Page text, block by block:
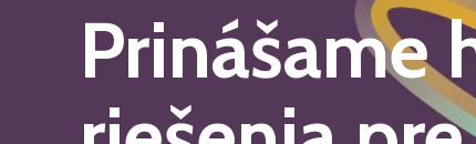
Prinášame